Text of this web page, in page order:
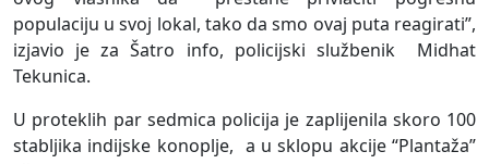
populaciju u svoj lokal, tako da smo ovaj puta reagirati”,
izjavio je za Šatro info, policijski službenik Midhat
Tekunica.
U proteklih par sedmica policija je zaplijenila skoro 100
stabljika indijske konoplje, a u sklopu akcije “Plantaža”